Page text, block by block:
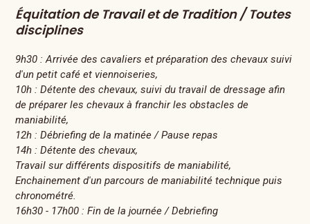
Équitation de Travail et de Tradition / Toutes
disciplines
9h30 : Arrivée des cavaliers et préparation des chevaux suivi
d'un petit café et viennoiseries,
10h : Détente des chevaux, suivi du travail de dressage afin
de préparer les chevaux à franchir les obstacles de
maniabilité,
12h : Débriefing de la matinée / Pause repas
14h : Détente des chevaux,
Travail sur différents dispositifs de maniabilité,
Enchainement d'un parcours de maniabilité technique puis
chronométré.
16h30 - 17h00 : Fin de la journée / Debriefing